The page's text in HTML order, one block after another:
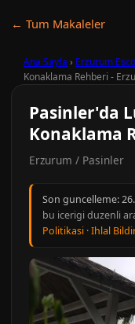
← Tum Makaleler
Ana Sayfa › Erzurum
Konaklama Rehberi -
Pasinler'da
Konaklama
Erzurum / Pasinler
Son guncelleme:
bu icerigi duzenli
Politikasi ·Ihlal